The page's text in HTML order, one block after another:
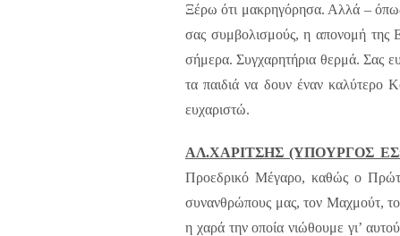
Ξέρω ότι μακρηγόρησα. Αλλά –
σας συμβολισμούς, η απονομή της
σήμερα. Συγχαρητήρια θερμά. Σας
τα παιδιά να δουν έναν καλύτερο
ευχαριστώ.
ΑΛ.ΧΑΡΙΤΣΗΣ (ΥΠΟΥΡΓΟΣ
Προεδρικό Μέγαρο, καθώς ο
συνανθρώπους μας, τον Μαχμούτ,
η χαρά την οποία νιώθουμε γι’